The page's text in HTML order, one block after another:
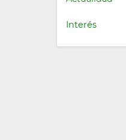
la
Interés